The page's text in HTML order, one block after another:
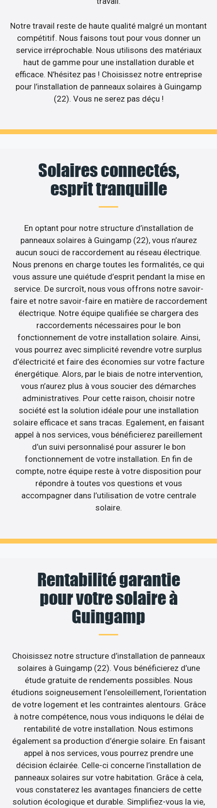
Notre travail reste de haute qualité malgré un montant
compétitif. Nous faisons tout pour vous donner un
service irréprochable. Nous utilisons des matériaux
haut de gamme pour une installation durable et
efficace. N’hésitez pas ! Choisissez notre entreprise
pour l’installation de panneaux solaires à Guingamp
(22). Vous ne serez pas déçu !
Solaires connectés,
esprit tranquille
En optant pour notre structure d’installation de
panneaux solaires à Guingamp (22), vous n’aurez
aucun souci de raccordement au réseau électrique.
Nous prenons en charge toutes les formalités, ce qui
vous assure une quiétude d’esprit pendant la mise en
service. De surcroît, nous vous offrons notre savoir-
faire et notre savoir-faire en matière de raccordement
électrique. Notre équipe qualifiée se chargera des
raccordements nécessaires pour le bon
fonctionnement de votre installation solaire. Ainsi,
vous pourrez avec simplicité revendre votre surplus
d’électricité et faire des économies sur votre facture
énergétique. Alors, par le biais de notre intervention,
vous n’aurez plus à vous soucier des démarches
administratives. Pour cette raison, choisir notre
société est la solution idéale pour une installation
solaire efficace et sans tracas. Egalement, en faisant
appel à nos services, vous bénéficierez pareillement
d’un suivi personnalisé pour assurer le bon
fonctionnement de votre installation. En fin de
compte, notre équipe reste à votre disposition pour
répondre à toutes vos questions et vous
accompagner dans l’utilisation de votre centrale
solaire.
Rentabilité garantie
pour votre solaire à
Guingamp
Choisissez notre structure d’installation de panneaux
solaires à Guingamp (22). Vous bénéficierez d’une
étude gratuite de rendements possibles. Nous
étudions soigneusement l’ensoleillement, l’orientation
de votre logement et les contraintes alentours. Grâce
à notre compétence, nous vous indiquons le délai de
rentabilité de votre installation. Nous estimons
également sa production d’énergie solaire. En faisant
appel à nos services, vous pourrez prendre une
décision éclairée. Celle-ci concerne l’installation de
panneaux solaires sur votre habitation. Grâce à cela,
vous constaterez les avantages financiers de cette
solution écologique et durable. Simplifiez-vous la vie,